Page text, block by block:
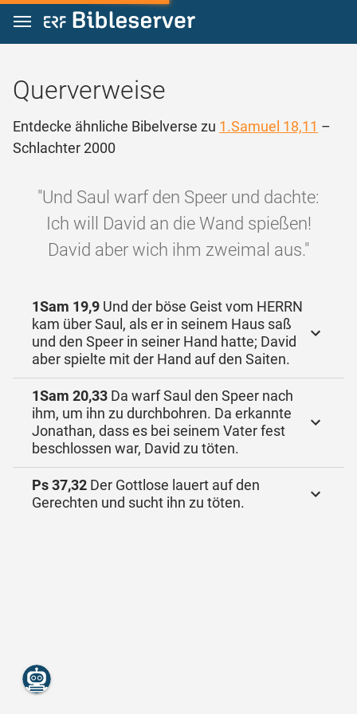
Zum Inhalt springen
Querverweise
Entdecke ähnliche Bibelverse zu 1.Samuel 18,11 –
Schlachter 2000
"Und Saul warf den Speer und dachte:
Ich will David an die Wand spießen!
David aber wich ihm zweimal aus."
1Sam 19,9 Und der böse Geist vom HERRN
kam über Saul, als er in seinem Haus saß
und den Speer in seiner Hand hatte; David
aber spielte mit der Hand auf den Saiten.
1Sam 20,33 Da warf Saul den Speer nach
ihm, um ihn zu durchbohren. Da erkannte
Jonathan, dass es bei seinem Vater fest
beschlossen war, David zu töten.
Ps 37,32 Der Gottlose lauert auf den
Gerechten und sucht ihn zu töten.